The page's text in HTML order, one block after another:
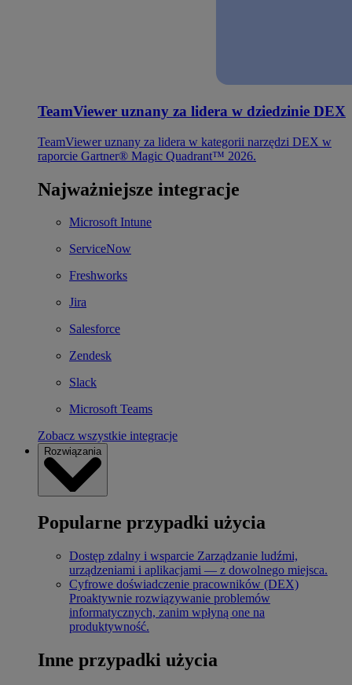
TeamViewer uznany za lidera w dziedzinie DEX
TeamViewer uznany za lidera w kategorii narzędzi DEX w
raporcie Gartner® Magic Quadrant™ 2026.
Najważniejsze integracje
Microsoft Intune
ServiceNow
Freshworks
Jira
Salesforce
Zendesk
Slack
Microsoft Teams
Zobacz wszystkie integracje
Rozwiązania
Popularne przypadki użycia
Dostęp zdalny i wsparcie Zarządzanie ludźmi,
urządzeniami i aplikacjami — z dowolnego miejsca.
Cyfrowe doświadczenie pracowników (DEX)
Proaktywnie rozwiązywanie problemów
informatycznych, zanim wpłyną one na
produktywność.
Inne przypadki użycia